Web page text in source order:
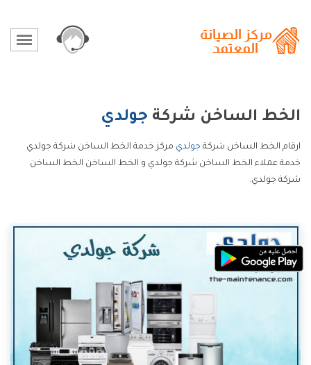
الخط الساخن شركة جولدي
ارقام الخط الساخن شركة جولدي مركز خدمة الخط الساخن شركة جولدي
خدمة عملاء الخط الساخن شركة جولدي و الخط الساخن الخط الساخن
شركة جولدي.